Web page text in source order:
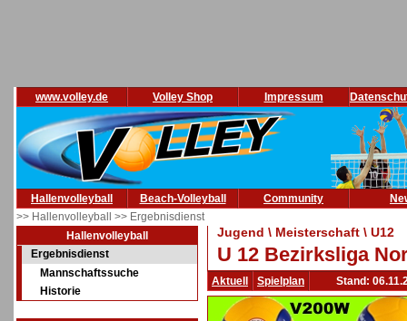
www.volley.de Volley Shop Impressum
Hallenvolleyball Beach-Volleyball Community
>> Hallenvolleyball >> Ergebnisdienst
Hallenvolleyball
Ergebnisdienst
Mannschaftssuche
Historie
Jugend \ Meisterschaft \ U12
U 12 Bezirksliga
Aktuell Spielplan Stand: